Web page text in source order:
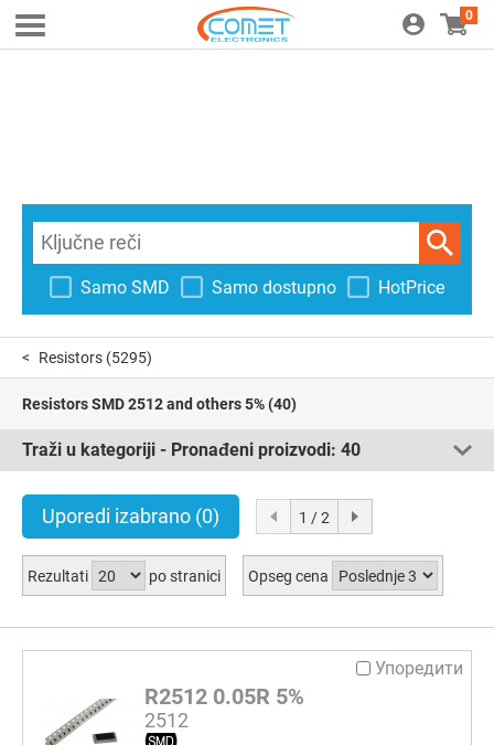
0
Samo SMD Samo dostupno HotPrice
Resistors (5295)
Resistors SMD 2512 and others 5%(40)
Traži u kategoriji - Pronađeni proizvodi: 40
Uporedi izabrano (0) 1 / 2
Rezultati po stranici Opseg cena
Упоредити
R2512 0.05R 5%
2512